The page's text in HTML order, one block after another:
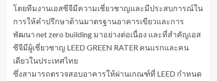
โดยทีมงานเอสซีจีมีความเชี่ยวชาญและมีประสบการณ์ใน
การให้คำปรึกษาด้านมาตรฐานอาคารเขียวและการ
พัฒนา net zero building มาอย่างต่อเนื่อง และที่สำคัญเอส
ซีจีมีผู้เชี่ยวชาญ LEED GREEN RATER คนแรกและคน
เดียวในประเทศไทย
ซึ่งสามารถตรวจสอบอาคารให้ผ่านเกณฑ์ที่ LEED กำหนด